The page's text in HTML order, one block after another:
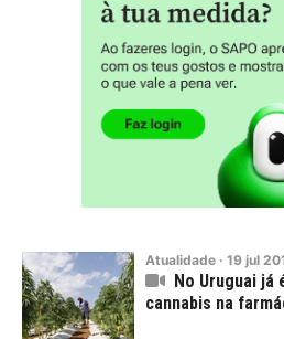
Atualidade · 19 jul
No Uruguai já
cannabis na